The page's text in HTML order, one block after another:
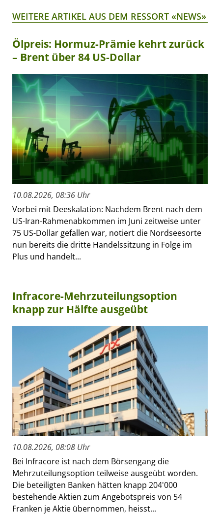
WEITERE ARTIKEL AUS DEM RESSORT «NEWS»
Ölpreis: Hormuz-Prämie kehrt zurück
– Brent über 84 US-Dollar
10.08.2026, 08:36 Uhr
Vorbei mit Deeskalation: Nachdem Brent nach dem
US-Iran-Rahmenabkommen im Juni zeitweise unter
75 US-Dollar gefallen war, notiert die Nordseesorte
nun bereits die dritte Handelssitzung in Folge im
Plus und handelt...
Infracore-Mehrzuteilungsoption
knapp zur Hälfte ausgeübt
10.08.2026, 08:08 Uhr
Bei Infracore ist nach dem Börsengang die
Mehrzuteilungsoption teilweise ausgeübt worden.
Die beteiligten Banken hätten knapp 204'000
bestehende Aktien zum Angebotspreis von 54
Franken je Aktie übernommen, heisst...